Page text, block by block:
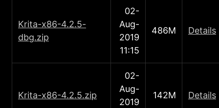
Κrita-x86-4.2.5-
dbg.zip
02-
Aug-
2019
11:15
486M Details
Κrita-x86-4.2.5.zip
02-
Aug-
2019
142M Details